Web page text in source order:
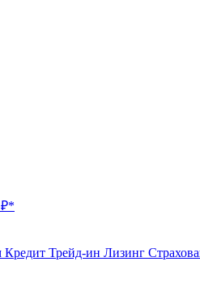
₽*
Кредит Трейд-ин Лизинг